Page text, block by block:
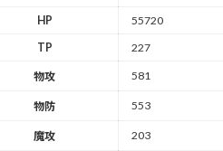
HP 55720
TP
227
物攻 581
物防 553
魔攻 203